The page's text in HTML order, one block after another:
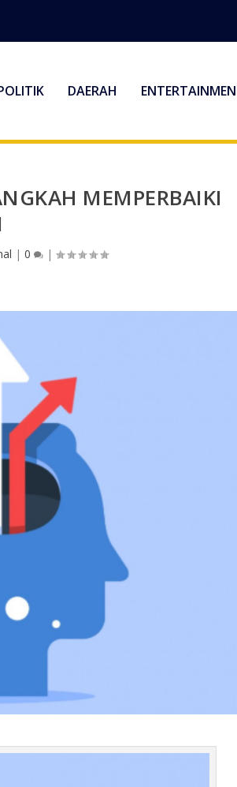
DAERAH
MEMPERBAIKI
| 0 |